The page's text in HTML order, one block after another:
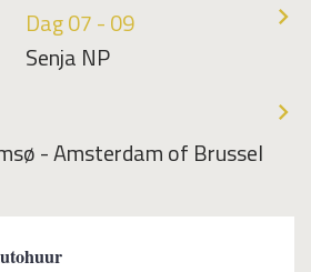
Dag 07 - 09
Senja NP
- Amsterdam of Brussel